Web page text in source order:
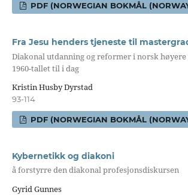
PDF (NORWEGIAN BOKMÅL
Fra Jesu henders tjeneste til
Diakonal utdanning og reformer i norsk
1960-tallet til i dag
Kristin Husby Dyrstad
93-114
PDF (NORWEGIAN BOKMÅL
Kybernetikk og diakoni
å forstyrre den diakonal profesjonsdiskursen
Gyrid Gunnes